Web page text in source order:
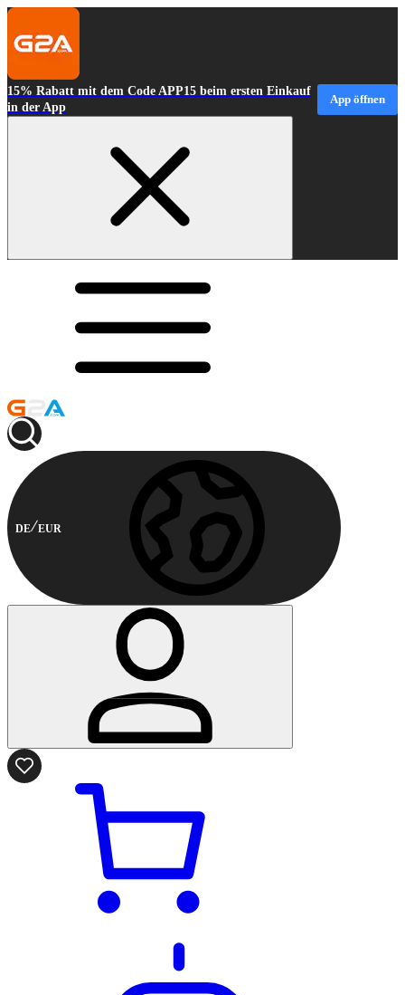
15% Rabatt mit dem Code APP15 beim ersten Einkauf
in der App
App öffnen
DE EUR